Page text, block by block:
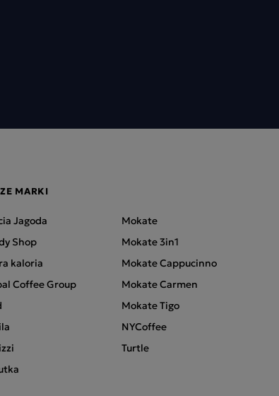
MARKI
Jagoda
Shop
kaloria
Coffee Group
Mokate
Mokate 3in1
Mokate Cappucinno
Mokate Carmen
Mokate Tigo
NYCoffee
Turtle